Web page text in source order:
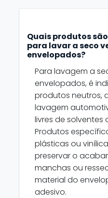
Quais produtos
para lavar a seco
envelopados?
Para lavagem a
envelopados, é
produtos neutros,
lavagem
livres de solventes
Produtos
plásticas ou
preservar o
manchas ou
material do
adesivo.